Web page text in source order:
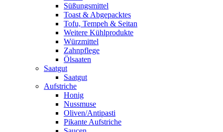
Süßungsmittel
Toast & Abgepacktes
Tofu, Tempeh & Seitan
Weitere Kühlprodukte
Würzmittel
Zahnpflege
Ölsaaten
Saatgut
Saatgut
Aufstriche
Honig
Nussmuse
Oliven/Antipasti
Pikante Aufstriche